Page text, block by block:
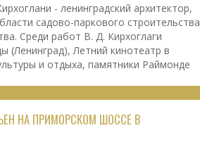
- ленинградский архитектор,
садово-паркового строительства
Среди работ В. Д. Кирхоглаги
(Ленинград), Летний кинотеатр в
и отдыха, памятники Раймонде
НА ПРИМОРСКОМ ШОССЕ В